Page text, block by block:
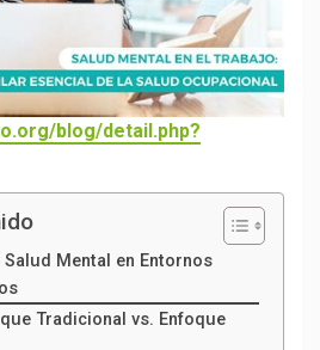
blog/detail.php?
Mental en Entornos
Tradicional vs. Enfoque